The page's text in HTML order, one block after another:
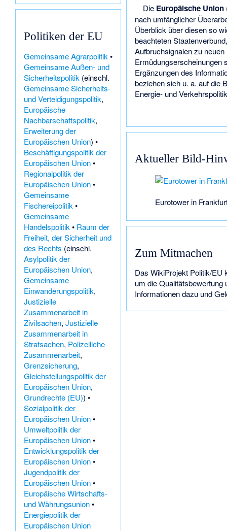
Politiken der EU
Gemeinsame Agrarpolitik •
Gemeinsame Außen- und
Sicherheitspolitik (einschl.
Gemeinsame Sicherheits-
und Verteidigungspolitik,
Europäische
Nachbarschaftspolitik,
Erweiterung der
Europäischen Union) •
Beschäftigungspolitik der
Europäischen Union•
Regionalpolitik der
Europäischen Union•
Gemeinsame
Fischereipolitik •
Gemeinsame
Handelspolitik • Raum der
Freiheit, der Sicherheit und
des Rechts (einschl.
Asylpolitik der
Europäischen Union,
Gemeinsame
Einwanderungspolitik,
Justizielle
Zusammenarbeit in
Zivilsachen, Justizielle
Zusammenarbeit in
Strafsachen, Polizeiliche
Zusammenarbeit,
Grenzsicherung,
Gleichstellungspolitik der
Europäischen Union,
Grundrechte (EU)) •
Sozialpolitik der
Europäischen Union•
Umweltpolitik der
Europäischen Union•
Entwicklungspolitik der
Europäischen Union•
Jugendpolitik der
Europäischen Union•
Europäische Wirtschafts-
und Währungsunion•
Energiepolitik der
Europäischen Union
Die Europäische Union
nach umfänglicher
Überblick über diesen so
beachteten
Aufbruchsignalen zu
Ermüdungserscheinungen
Ergänzungen des
beziehen sich u. a. auf die
Energie- und
Aktueller Bild-
Eurotower in
Zum Mitmachen
Das WikiProjekt Politik/EU
um die
Informationen dazu und